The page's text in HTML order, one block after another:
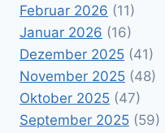
Februar 2026 (11)
Januar 2026 (16)
Dezember 2025 (41)
November 2025 (48)
Oktober 2025 (47)
September 2025 (59)